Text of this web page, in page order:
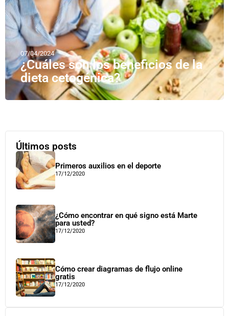
07/04/2024
¿Cuáles son los beneficios de la
dieta cetogénica?
Últimos posts
Primeros auxilios en el deporte
17/12/2020
¿Cómo encontrar en qué signo está Marte
para usted?
17/12/2020
Cómo crear diagramas de flujo online
gratis
17/12/2020